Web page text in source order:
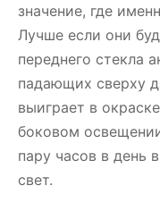
значение, где
Лучше если они
переднего стекла
падающих сверху
выиграет в
боковом
пару часов в день
свет.